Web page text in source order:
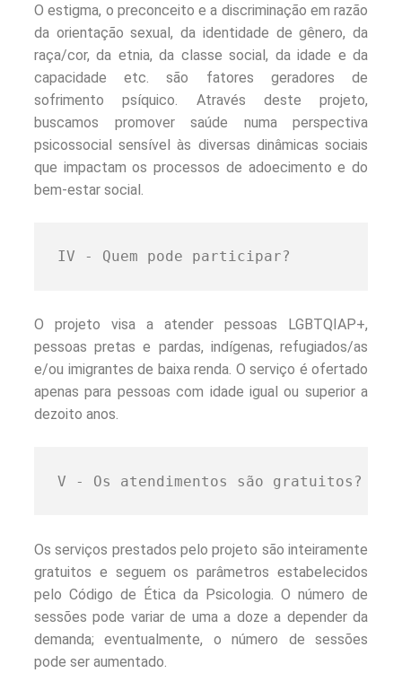
O estigma, o preconceito e a discriminação em razão
da orientação sexual, da identidade de gênero, da
raça/cor, da etnia, da classe social, da idade e da
capacidade etc. são fatores geradores de
sofrimento psíquico. Através deste projeto,
buscamos promover saúde numa perspectiva
psicossocial sensível às diversas dinâmicas sociais
que impactam os processos de adoecimento e do
bem-estar social.
IV - Quem pode participar?
O projeto visa a atender pessoas LGBTQIAP+,
pessoas pretas e pardas, indígenas, refugiados/as
e/ou imigrantes de baixa renda. O serviço é ofertado
apenas para pessoas com idade igual ou superior a
dezoito anos.
V - Os atendimentos são gratuitos?
Os serviços prestados pelo projeto são inteiramente
gratuitos e seguem os parâmetros estabelecidos
pelo Código de Ética da Psicologia. O número de
sessões pode variar de uma a doze a depender da
demanda; eventualmente, o número de sessões
pode ser aumentado.